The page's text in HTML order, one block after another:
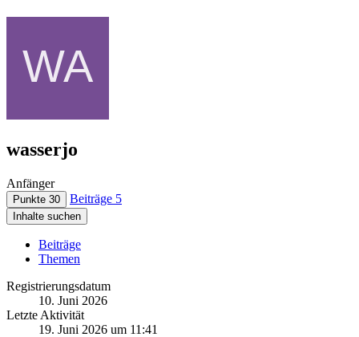
wasserjo
Anfänger
Punkte 30 Beiträge 5
Inhalte suchen
Beiträge
Themen
Registrierungsdatum
10. Juni 2026
Letzte Aktivität
19. Juni 2026 um 11:41